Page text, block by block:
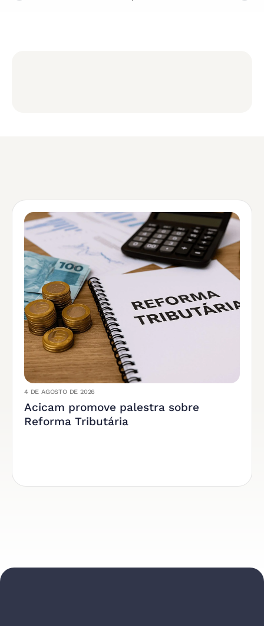
4 DE AGOSTO DE 2026
Acicam promove palestra sobre
Reforma Tributária